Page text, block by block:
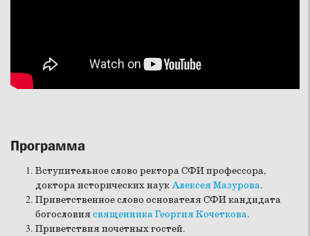
Программа
Вступительное слово ректора СФИ профессора,
доктора исторических наукАлексея Мазурова.
Приветственное слово основателя СФИ кандидата
богословиясвященника Георгия Кочеткова.
Приветствия почетных гостей.